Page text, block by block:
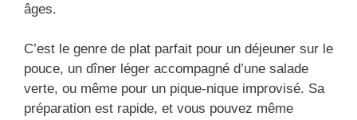
âges.
C’est le genre de plat parfait pour un déjeuner sur le
pouce, un dîner léger accompagné d’une salade
verte, ou même pour un pique-nique improvisé. Sa
préparation est rapide, et vous pouvez même